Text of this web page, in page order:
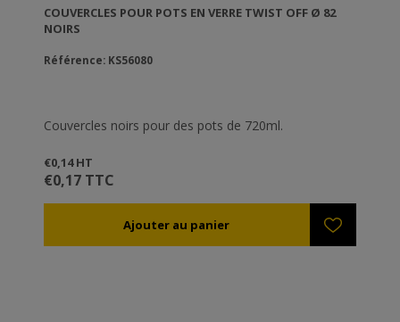
COUVERCLES POUR POTS EN VERRE TWIST OFF Ø 82
NOIRS
Référence: KS56080
Couvercles noirs pour des pots de 720ml.
€0,14 HT
€0,17 TTC